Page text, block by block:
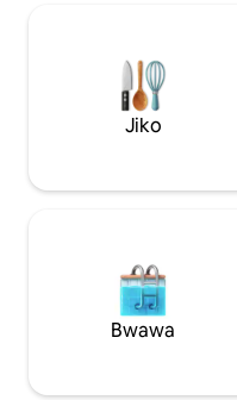
mavazi. Samani na
Jiko
Bwawa